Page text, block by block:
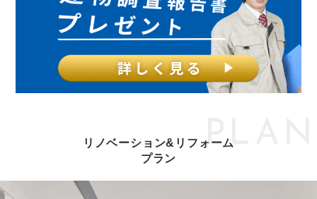
PLAN
リノベーション&リフォーム
プラン